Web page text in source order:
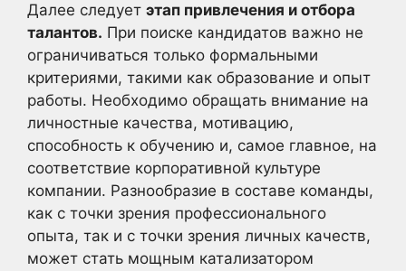
Далее следует этап привлечения и отбора
талантов. При поиске кандидатов важно не
ограничиваться только формальными
критериями, такими как образование и опыт
работы. Необходимо обращать внимание на
личностные качества, мотивацию,
способность к обучению и, самое главное, на
соответствие корпоративной культуре
компании. Разнообразие в составе команды,
как с точки зрения профессионального
опыта, так и с точки зрения личных качеств,
может стать мощным катализатором